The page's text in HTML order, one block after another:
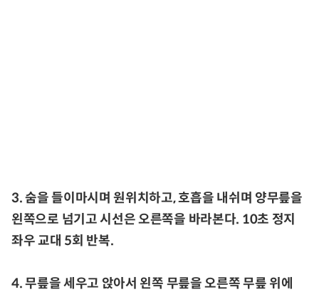
3. 숨을 들이마시며 원위치하고, 호흡을 내쉬며 양무릎을
왼쪽으로 넘기고 시선은 오른쪽을 바라본다. 10초 정지
좌우 교대 5회 반복.
4. 무릎을 세우고 앉아서 왼쪽 무릎을 오른쪽 무릎 위에